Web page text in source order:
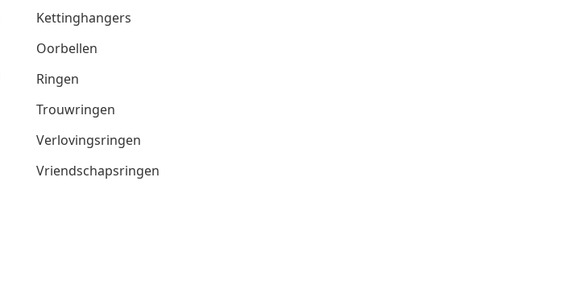
Kettinghangers
Oorbellen
Ringen
Trouwringen
Verlovingsringen
Vriendschapsringen